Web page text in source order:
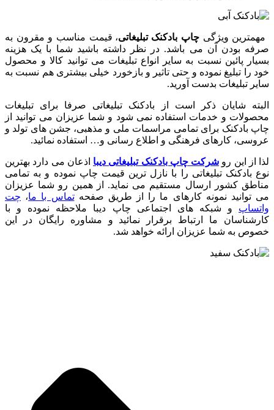
مهمترین ویژگی چاپ بادکنک تبلیغاتی، قیمت مناسب و مقرون به
صرفه بودن آن می باشد. در نظر داشته باشید شما با یک هزینه
بسیار پائین نسبت به سایر انواع تبلیغات می توانید کالا و محصول
خود را تبلیغ نموده و حتی تاثیر و بازخورد خیلی بیشتری هم نسبت به
سایر تبلیغات بدست آورید.
البته شایان ذکر است از بادکنک تبلیغاتی صرفا برای تبلیغات
محصولات و خدمات استفاده نمی شود و شما عزیزان می توانید از
چاپ بادکنک برای تمامی مراسمات ملی و مذهبی، جشن های تولد و
عروسی، کارهای فرهنگی و اطلاع رسانی و… استفاده نمائید.
لذا از این رو شرکت چاپ بادکنک تبلیغاتی دیبا اذعان می دارد بهترین
نوع بادکنک تبلیغاتی را با نازل ترین قیمت چاپ نموده و به تمامی
مناطق کشور ارسال مستقیم می نماید. از همین رو شما عزیزان
می توانید نمونه کارهای ما را از طریق صفحهتماس با ما، چت
واتساپ و شبکه های اجتماعی چاپ دیبا ملاحظه نموده و با
کارشناسان ما ارتباط برقرار نمائید و مشاوره رایگان در این
خصوص به شما عزیزان ارائه خواهد شد.